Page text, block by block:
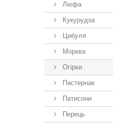
Люфа
Кукурудза
Цибуля
Морква
Огірки
Пастернак
Патисони
Перець